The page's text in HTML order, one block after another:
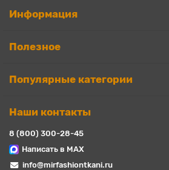
Информация
Полезное
Популярные категории
Наши контакты
8 (800) 300-28-45
Написать в MAX
info@mirfashiontkani.ru